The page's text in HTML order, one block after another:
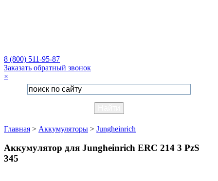
8 (800) 511-95-87
Заказать обратный звонок
×
Главная > Аккумуляторы > Jungheinrich
Аккумулятор для Jungheinrich ERC 214 3 PzS
345